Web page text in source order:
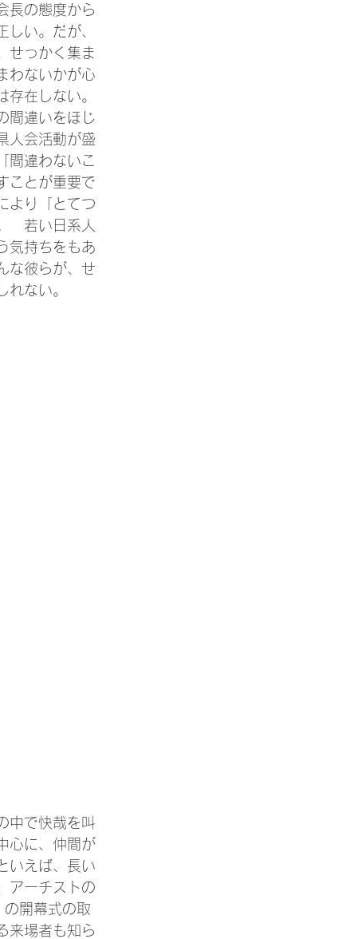
長の態度から
い。だが、
せっかく集ま
わないかが心
在しない。
間違いをほじ
人会活動が盛
間違わないこ
ことが重要で
より「とてつ
　若い日系人
気持ちをもあ
な彼らが、せ
ない。
中で快哉を叫
心に、仲間が
いえば、長い
アーチストの
開幕式の取
来場者も知ら